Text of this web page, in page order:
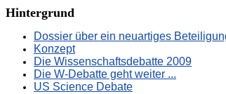
Hintergrund
Dossier über ein neuartiges
Konzept
Die Wissenschaftsdebatte 2009
Die W-Debatte geht weiter ...
US Science Debate